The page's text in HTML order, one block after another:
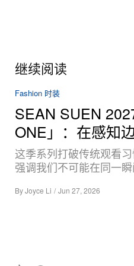
继续阅读
Fashion 时装
SEAN SUEN
ONE」：在感知
这季系列打破传统观看
强调我们不可能在同一瞬
ByJoyce Li / Jun 27, 2026